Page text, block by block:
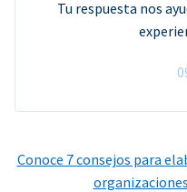
Tu respuesta nos
Conoce 7 consejos para